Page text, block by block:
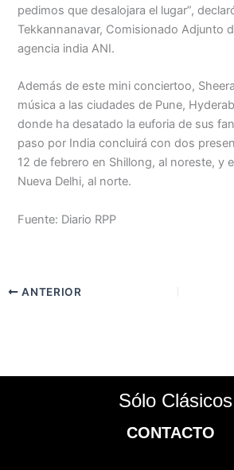
pedimos que desalojara el lugar”,
Tekkannanavar, Comisionado Adjunto
agencia india ANI.
Además de este mini conciertoo,
música a las ciudades de Pune,
donde ha desatado la euforia de sus
paso por India concluirá con dos
12 de febrero en Shillong, al noreste, y
Nueva Delhi, al norte.
Fuente: Diario RPP
ANTERIOR
Sólo
CONTACTO